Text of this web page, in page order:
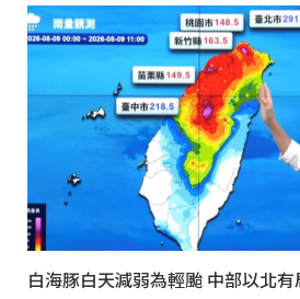
白海豚白天減弱為輕颱 中部以北